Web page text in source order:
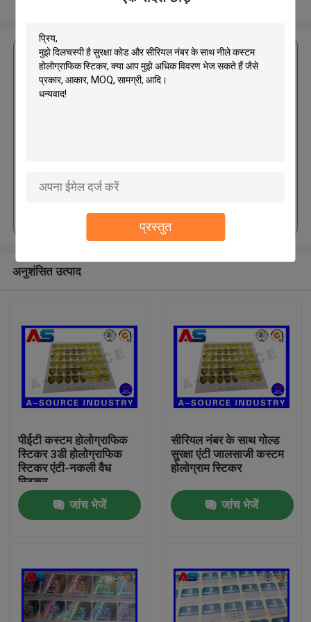
प्रस्तुत
उत्पादों
हमारे बारे में
सबसे उत्तम प्रतिदान प्राप्त करें
अनुशंसित उत्पाद
पीईटी कस्टम होलोग्राफिक
स्टिकर 3डी होलोग्राफिक
स्टिकर एंटी-नकली वैध
स्टिकर
जांच भेजें
सीरियल नंबर के साथ गोल्ड
सुरक्षा एंटी जालसाजी कस्टम
होलोग्राम स्टिकर
जांच भेजें